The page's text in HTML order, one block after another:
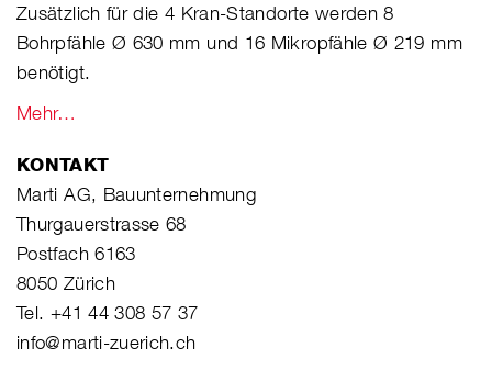
Zusätzlich für die 4 Kran-Standorte werden 8
Bohrpfähle Ø 630 mm und 16 Mikropfähle Ø 219 mm
benötigt.
Mehr…
KONTAKT
Marti AG, Bauunternehmung
Thurgauerstrasse 68
Postfach 6163
8050 Zürich
Tel. +41 44 308 57 37
info@marti-zuerich.ch